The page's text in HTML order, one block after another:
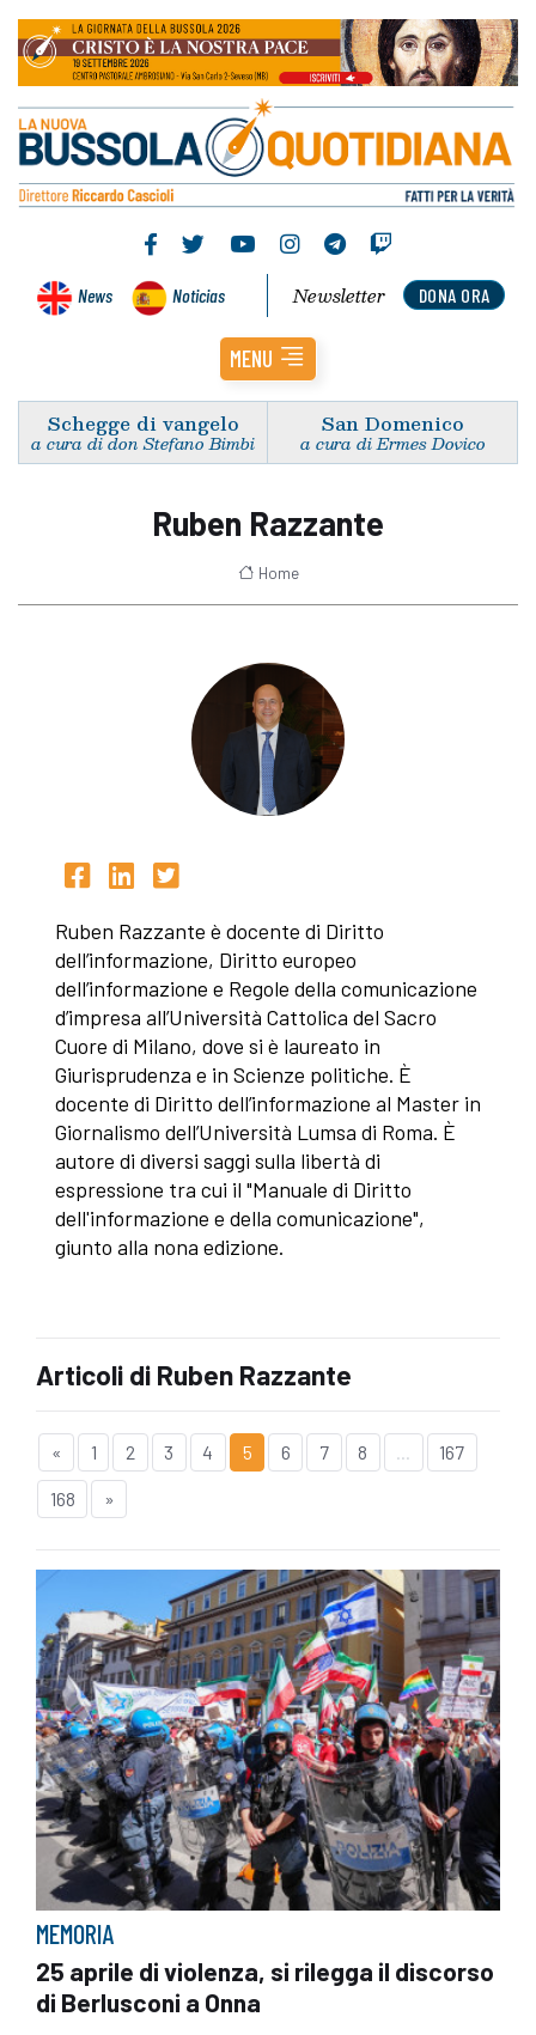
News Noticias DONA ORA
Newsletter
MENU
Schegge di vangelo
a cura di don Stefano Bimbi
San Domenico
a cura di Ermes Dovico
Ruben Razzante
Home
Ruben Razzante è docente di Diritto
dell’informazione, Diritto europeo
dell’informazione e Regole della comunicazione
d’impresa all’Università Cattolica del Sacro
Cuore di Milano, dove si è laureato in
Giurisprudenza e in Scienze politiche. È
docente di Diritto dell’informazione al Master in
Giornalismo dell’Università Lumsa di Roma. È
autore di diversi saggi sulla libertà di
espressione tra cui il "Manuale di Diritto
dell'informazione e della comunicazione",
giunto alla nona edizione.
Articoli di Ruben Razzante
« 1 2 3 4 5 6 7 8 167
168 »
MEMORIA
25 aprile di violenza, si rilegga il discorso
di Berlusconi a Onna